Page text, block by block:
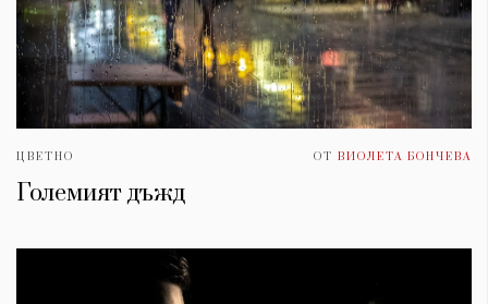
ЦВЕТНО ОТ ВИОЛЕТА БОНЧЕВА
Големият дъжд